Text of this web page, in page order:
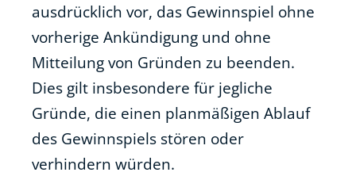
ausdrücklich vor, das Gewinnspiel ohne
vorherige Ankündigung und ohne
Mitteilung von Gründen zu beenden.
Dies gilt insbesondere für jegliche
Gründe, die einen planmäßigen Ablauf
des Gewinnspiels stören oder
verhindern würden.